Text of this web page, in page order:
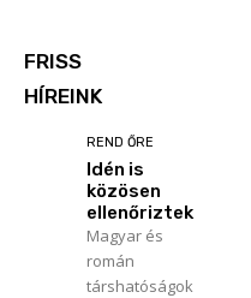
FRISS
HÍREINK
REND ŐRE
Idén is
közösen
ellenőriztek
Magyar és
román
társhatóságok